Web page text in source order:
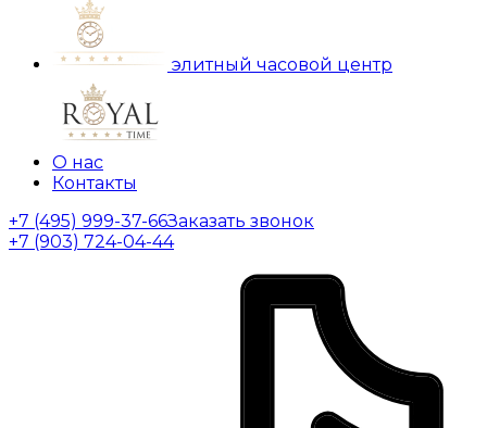
элитный часовой центр
О нас
Контакты
+7 (495) 999-37-66Заказать звонок
+7 (903) 724-04-44